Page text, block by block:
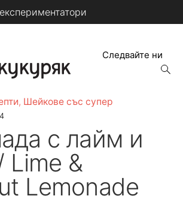
Следвайте ни
open
, Шейкове със супер
с лайм и
Lime &
Lemonade